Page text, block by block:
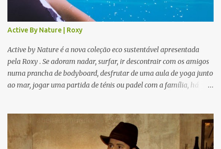
Active By Nature | Roxy
Active by Nature é a nova coleção eco sustentável apresentada
pela Roxy . Se adoram nadar, surfar, ir descontrair com os amigos
numa prancha de bodyboard, desfrutar de uma aula de yoga junto
ao mar, jogar uma partida de ténis ou padel com a família, há
bela caminha em boa companhia, ou mesmo estarem sozinhos no
meio da Natureza numa calma meditação, esta coleção também é
perfeita. Para tempo quente ou frio, e com várias camadas aptas